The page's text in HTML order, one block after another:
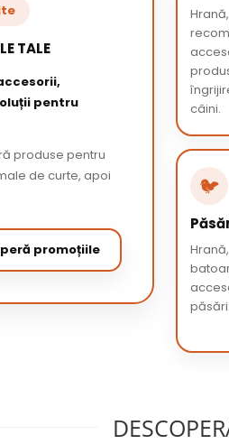
TALE
pentru
produse pentru
de curte, apoi
promoțiile
Hrană,
câini.
🐦
păsări.